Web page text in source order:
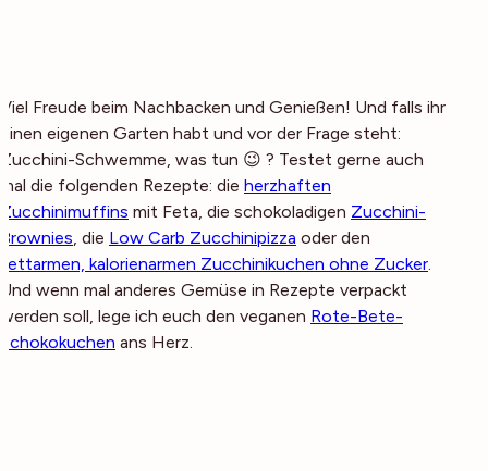
Viel Freude beim Nachbacken und Genießen! Und falls ihr
einen eigenen Garten habt und vor der Frage steht:
Zucchini-Schwemme, was tun 😉 ? Testet gerne auch
mal die folgenden Rezepte: die herzhaften
Zucchinimuffins mit Feta, die schokoladigen Zucchini-
Brownies , die Low Carb Zucchinipizza oder den
fettarmen, kalorienarmen Zucchinikuchen ohne Zucker
Und wenn mal anderes Gemüse in Rezepte verpackt
werden soll, lege ich euch den veganen Rote-Bete-
Schokokuchen ans Herz.